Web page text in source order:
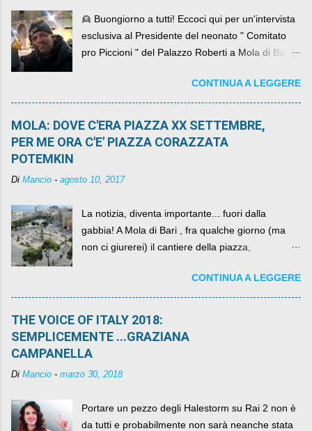
👱 Buongiorno a tutti! Eccoci qui per un'intervista
esclusiva al Presidente del neonato " Comitato
pro Piccioni " del Palazzo Roberti a Mola di Bari ,
come definirlo... signor?....CONTINUA A LEGGERE
MOLA: DOVE C'ERA PIAZZA XX SETTEMBRE,
PER ME ORA C'E' PIAZZA CORAZZATA
POTEMKIN
Di Mancio - agosto 10, 2017
La notizia, diventa importante... fuori dalla
gabbia! A Mola di Bari , fra qualche giorno (ma
non ci giurerei) il cantiere della piazza,
per un numero esorbitante di mesi, non ci sarà
più. C'era una volta Piazza XX Settembre ,
CONTINUA A LEGGERE
THE VOICE OF ITALY 2018:
SEMPLICEMENTE ...GRAZIANA
CAMPANELLA
Di Mancio - marzo 30, 2018
Portare un pezzo degli Halestorm su Rai 2 non è
da tutti e probabilmente non sarà neanche stata